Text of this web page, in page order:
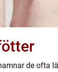
fötter
de ofta